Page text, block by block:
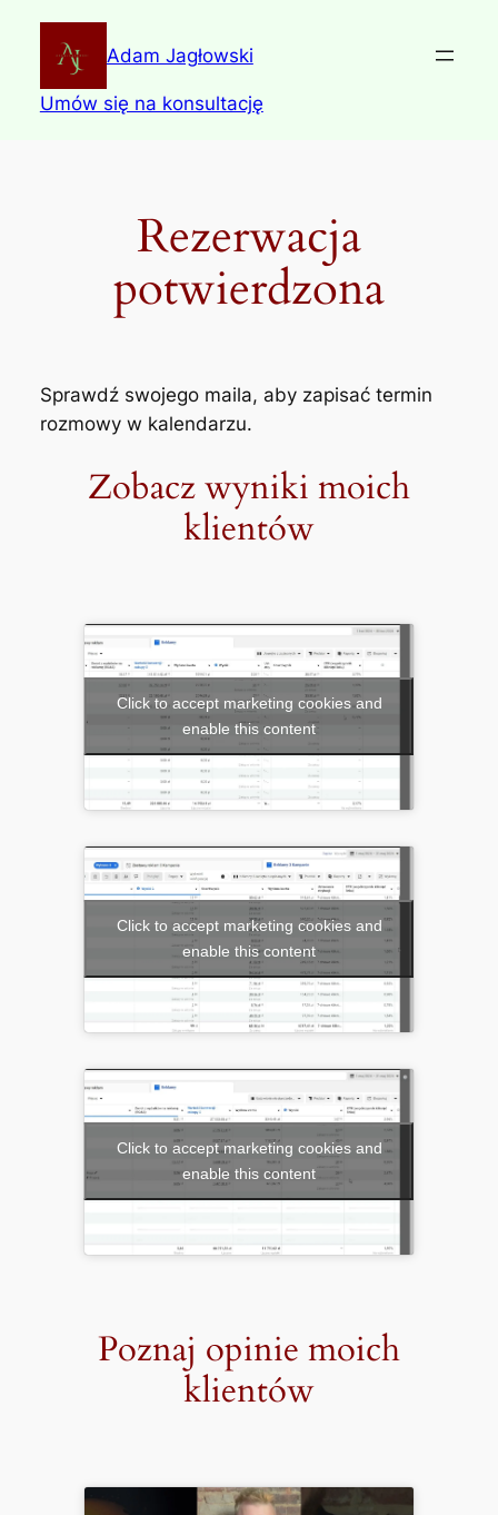
content
Adam Jagłowski
Umów się na konsultację
Rezerwacja
potwierdzona
Sprawdź swojego maila, aby zapisać termin
rozmowy w kalendarzu.
Zobacz wyniki moich
klientów
Click to accept marketing cookies and
enable this content
Click to accept marketing cookies and
enable this content
Click to accept marketing cookies and
enable this content
Poznaj opinie moich
klientów